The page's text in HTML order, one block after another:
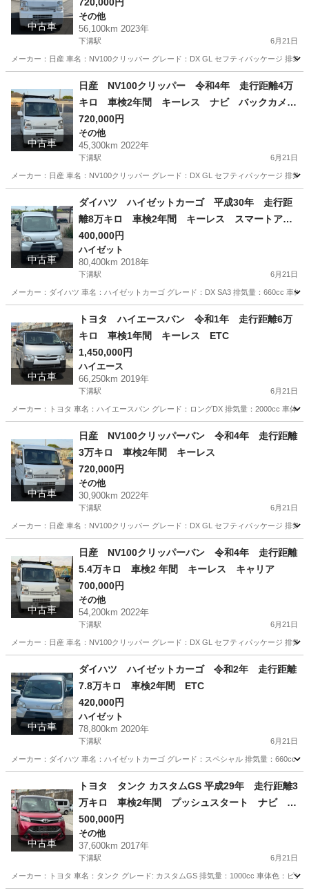
中古車
その他
56,100km 2023年
下溝駅 6月21日
メーカー：日産 車名：NV100クリッパー グレード：DX GL セフティパッケージ 排
相模原市 その他 令和5年
中古車
日産 NV100クリッパー 令和4年 走行距離4万
キロ 車検2年間 キーレス ナビ バックカメ
ラ セフティサポート
720,000円
その他
45,300km 2022年
下溝駅 6月21日
メーカー：日産 車名：NV100クリッパー グレード：DX GL セフティパッケージ 排
相模原市 その他 走行距離
中古車
ダイハツ ハイゼットカーゴ 平成30年 走行距
離8万キロ 車検2年間 キーレス スマートアシ
スト
400,000円
ハイゼット
80,400km 2018年
下溝駅 6月21日
メーカー：ダイハツ 車名：ハイゼットカーゴ グレード：DX SA3 排気量：660cc 車
相模原市 下溝駅 ハイゼット 走行距離
中古車
トヨタ ハイエースバン 令和1年 走行距離6万
キロ 車検1年間 キーレス ETC
1,450,000円
ハイエース
66,250km 2019年
下溝駅 6月21日
メーカー：トヨタ 車名：ハイエースバン グレード：ロングDX 排気量：2000cc 車体
相模原市 ハイエース 走行距離
中古車
日産 NV100クリッパーバン 令和4年 走行距離
3万キロ 車検2年間 キーレス
720,000円
その他
30,900km 2022年
下溝駅 6月21日
メーカー：日産 車名：NV100クリッパー グレード：DX GL セフティパッケージ 排
相模原市 その他 走行距離
中古車
日産 NV100クリッパーバン 令和4年 走行距離
5.4万キロ 車検2 年間 キーレス キャリア
700,000円
その他
54,200km 2022年
下溝駅 6月21日
メーカー：日産 車名：NV100クリッパー グレード：DX GL セフティパッケージ 排
相模原市 その他 走行距離
中古車
ダイハツ ハイゼットカーゴ 令和2年 走行距離
7.8万キロ 車検2年間 ETC
420,000円
ハイゼット
78,800km 2020年
下溝駅 6月21日
メーカー：ダイハツ 車名：ハイゼットカーゴ グレード：スペシャル 排気量：660cc
相模原市 下溝駅 ハイゼット 走行距離
中古車
トヨタ タンク カスタムGS 平成29年 走行距離3
万キロ 車検2年間 プッシュスタート ナビ バ
ックカメラ
500,000円
その他
37,600km 2017年
下溝駅 6月21日
メーカー：トヨタ 車名：タンク グレード: カスタムGS 排気量：1000cc 車体色：ピ